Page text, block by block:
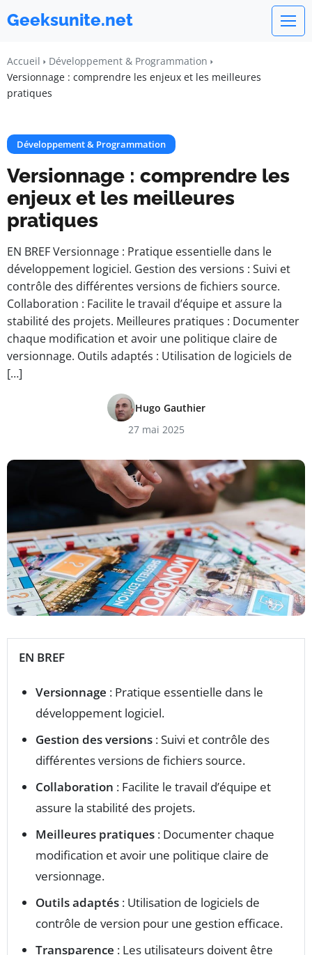
Geeksunite.net
Accueil
Développement & Programmation
Versionnage : comprendre les enjeux et les meilleures
pratiques
Développement & Programmation
Versionnage : comprendre les
enjeux et les meilleures
pratiques
EN BREF Versionnage : Pratique essentielle dans le
développement logiciel. Gestion des versions : Suivi et
contrôle des différentes versions de fichiers source.
Collaboration : Facilite le travail d’équipe et assure la
stabilité des projets. Meilleures pratiques : Documenter
chaque modification et avoir une politique claire de
versionnage. Outils adaptés : Utilisation de logiciels de
[…]
Hugo Gauthier
27 mai 2025
EN BREF
Versionnage : Pratique essentielle dans le
développement logiciel.
Gestion des versions : Suivi et contrôle des
différentes versions de fichiers source.
Collaboration : Facilite le travail d’équipe et
assure la stabilité des projets.
Meilleures pratiques : Documenter chaque
modification et avoir une politique claire de
versionnage.
Outils adaptés : Utilisation de logiciels de
contrôle de version pour une gestion efficace.
Transparence : Les utilisateurs doivent être